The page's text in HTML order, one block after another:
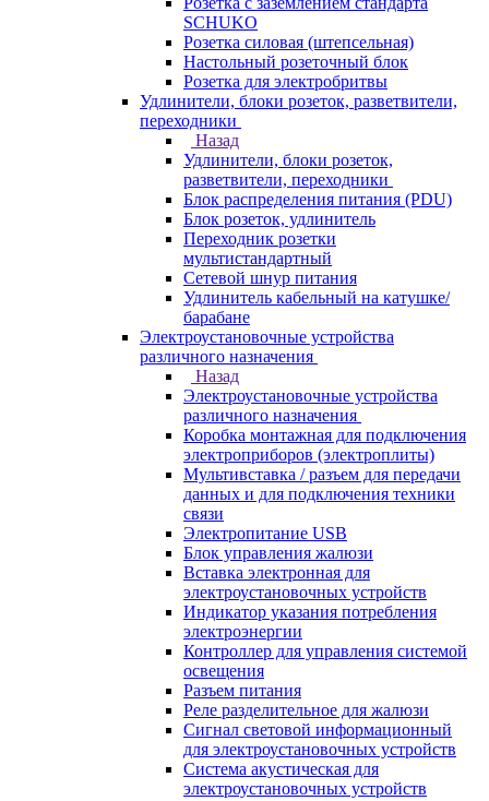
SCHUKO
Розетка силовая (штепсельная)
Настольный розеточный блок
Розетка для электробритвы
Удлинители, блоки розеток, разветвители,
переходники
Назад
Удлинители, блоки розеток,
разветвители, переходники
Блок распределения питания (PDU)
Блок розеток, удлинитель
Переходник розетки
мультистандартный
Сетевой шнур питания
Удлинитель кабельный на катушке/
барабане
Электроустановочные устройства
различного назначения
Назад
Электроустановочные устройства
различного назначения
Коробка монтажная для подключения
электроприборов (электроплиты)
Мультивставка / разъем для передачи
данных и для подключения техники
связи
Электропитание USB
Блок управления жалюзи
Вставка электронная для
электроустановочных устройств
Индикатор указания потребления
электроэнергии
Контроллер для управления системой
освещения
Разъем питания
Реле разделительное для жалюзи
Сигнал световой информационный
для электроустановочных устройств
Система акустическая для
электроустановочных устройств